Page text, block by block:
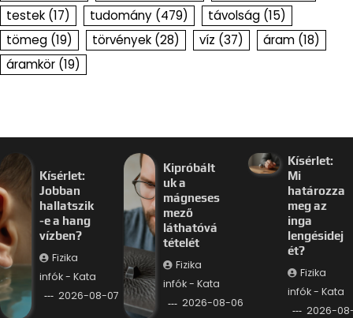
testek (17) tudomány (479) távolság (15)
tömeg (19) törvények (28) víz (37) áram (18)
áramkör (19)
Kísérlet:
Jobban
hallatszik
-e a hang
vízben?
Fizika
infók - Kata
2026-08-07
Kipróbált
uk a
mágneses
mező
láthatóvá
tételét
Fizika
infók - Kata
2026-08-06
Kísérlet:
Mi
határozza
meg az
inga
lengésidej
ét?
Fizika
infók - Kata
2026-